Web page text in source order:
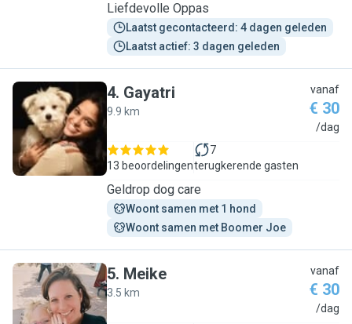
Liefdevolle Oppas
Laatst gecontacteerd: 4 dagen geleden
Laatst actief: 3 dagen geleden
G
4. Gayatri
9.9 km
vanaf
€ 30
/dag
13 beoordelingen
7
terugkerende gasten
Geldrop dog care
Woont samen met 1 hond
Woont samen met Boomer Joe
M
5. Meike
3.5 km
vanaf
€ 30
/dag